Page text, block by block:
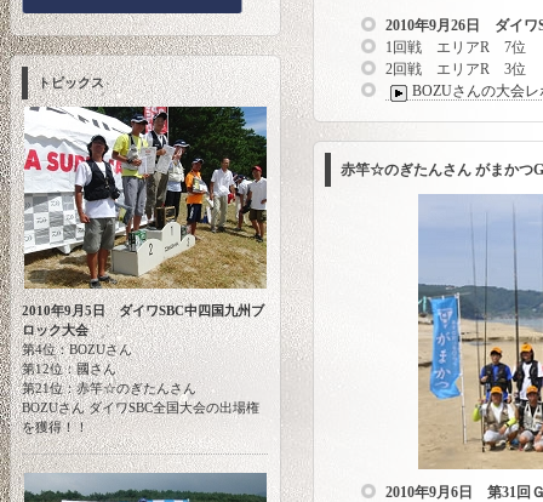
2010年9月26日 ダイ
1回戦 エリアR 7位
2回戦 エリアR 3位
BOZUさんの大会レ
赤竿☆のぎたんさん がまかつ
2010年9月6日 第31回
トピックス
2010年9月5日 ダイワSBC中四国九州ブ
ロック大会
第4位：BOZUさん
第12位：國さん
第21位：赤竿☆のぎたんさん
BOZUさん ダイワSBC全国大会の出場権
を獲得！！